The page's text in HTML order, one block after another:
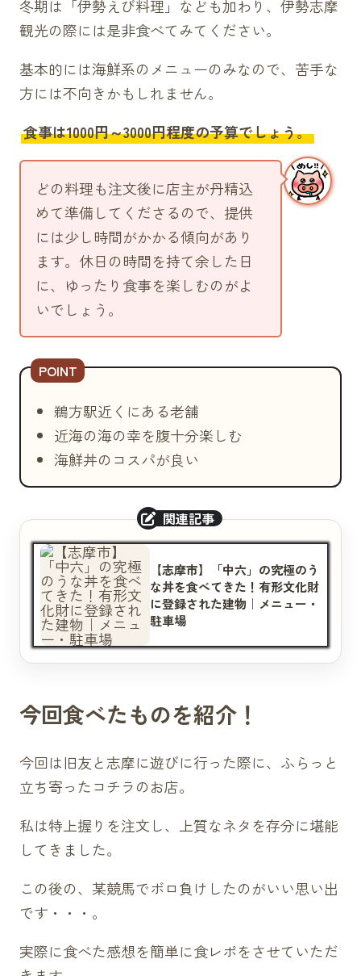
天ぷら定食（1870円）
エビフライ定食（1870円）
てこね寿司（1870円）
天ぷらおとや定食（1870円）
海鮮丼（2970円）
秋おとや定食（1980円）
その他
サザエ焼き（440円）
カキ寿司（770円）
カキ料理（1320円）
冬期は「伊勢えび料理」なども加わり、伊勢志摩
観光の際には是非食べてみてください。
基本的には海鮮系のメニューのみなので、苦手な
方には不向きかもしれません。
食事は1000円～3000円程度の予算でしょう。
どの料理も注文後に店主が丹精込
めて準備してくださるので、提供
には少し時間がかかる傾向があり
ます。休日の時間を持て余した日
に、ゆったり食事を楽しむのがよ
いでしょう。
鵜方駅近くにある老舗
近海の海の幸を腹十分楽しむ
海鮮丼のコスパが良い
【志摩市】「中六」の究極のう
な丼を食べてきた！有形文化財
に登録された建物｜メニュー・
駐車場
今回食べたものを紹介！
今回は旧友と志摩に遊びに行った際に、ふらっと
立ち寄ったコチラのお店。
私は特上握りを注文し、上質なネタを存分に堪能
してきました。
この後の、某競馬でボロ負けしたのがいい思い出
です・・・。
実際に食べた感想を簡単に食レポをさせていただ